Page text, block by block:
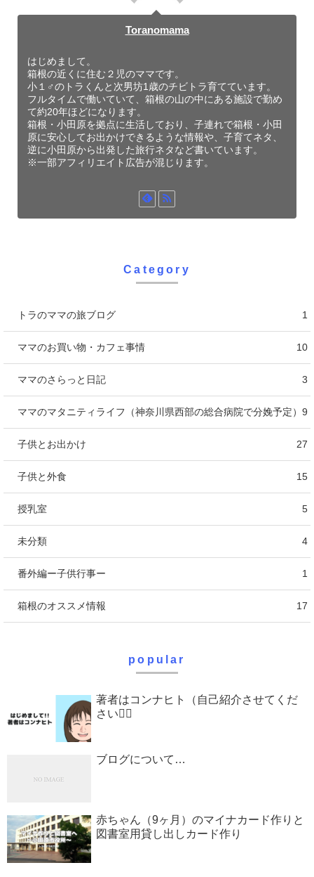
Toranomama
はじめまして。
箱根の近くに住む２児のママです。
小１♂のトラくんと次男坊1歳のチビトラ育てています。
フルタイムで働いていて、箱根の山の中にある施設で勤め
て約20年ほどになります。
箱根・小田原を拠点に生活しており、子連れで箱根・小田
原に安心してお出かけできるような情報や、子育てネタ、
逆に小田原から出発した旅行ネタなど書いています。
※一部アフィリエイト広告が混じります。
Category
トラのママの旅ブログ 1
ママのお買い物・カフェ事情 10
ママのさらっと日記 3
ママのマタニティライフ（神奈川県西部の総合病院で分娩予定） 9
子供とお出かけ 27
子供と外食 15
授乳室 5
未分類 4
番外編ー子供行事ー 1
箱根のオススメ情報 17
popular
著者はコンナヒト（自己紹介させてくだ
さい♡⃛
ブログについて…
赤ちゃん（9ヶ月）のマイナカード作りと
図書室用貸し出しカード作り